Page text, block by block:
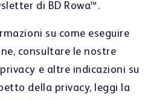
di BD Rowa™.
su come eseguire
consultare le nostre
e altre indicazioni su
della privacy, leggi la